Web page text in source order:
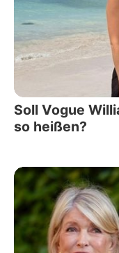
Soll Vogue
so heißen?